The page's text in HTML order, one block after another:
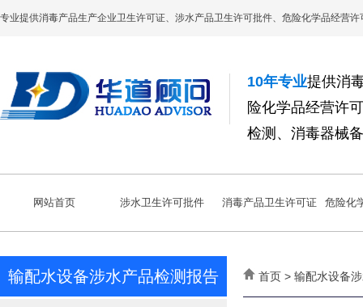
专业提供消毒产品生产企业卫生许可证、涉水产品卫生许可批件、危险化学品经营
10年专业提供消
险化学品经营许
检测、消毒器械
网站首页 涉水卫生许可批件 消毒产品卫生许可证 危险化
输配水设备涉水产品检测报告 首页 > 输配水设备